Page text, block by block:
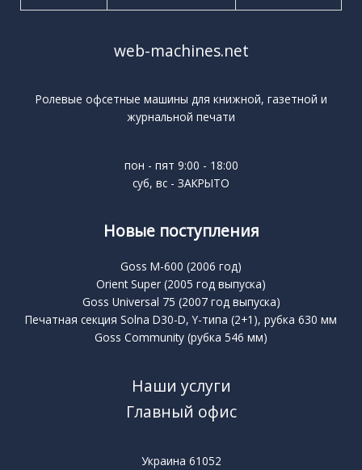
web-machines.net
Ролевые офсетные машины для книжной, газетной и
журнальной печати
пон - пят 9:00 - 18:00
суб, вс - ЗАКРЫТО
Новые поступления
Goss M-600 (2006 год)
Orient Super (2005 год выпуска)
Goss Universal 75 (2007 год выпуска)
Печатная секция Solna D30-D, Y-типа (2+1), рубка 630 мм
Goss Community (рубка 546 мм)
Наши услуги
Главный офис
Украина 61052